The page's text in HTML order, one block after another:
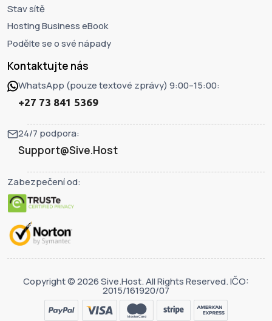
Stav sítě
Hosting Business eBook
Podělte se o své nápady
Kontaktujte nás
WhatsApp (pouze textové zprávy) 9:00–15:00:
+27 73 841 5369
24/7 podpora:
Support@Sive.Host
Zabezpečení od:
Copyright © 2026 Sive.Host. All Rights Reserved. IČO:
2015/161920/07